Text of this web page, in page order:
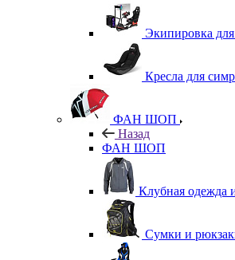
Экипировка
Кресла для
ФАН ШОП
Назад
ФАН ШОП
Клубная одежда
Сумки и